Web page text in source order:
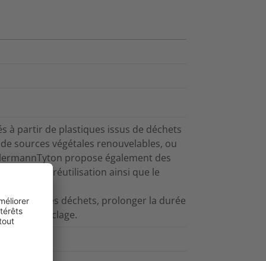
à partir de plastiques issus de déchets
sources végétales renouvelables, ou
propose également des
la réutilisation ainsi que le
réduire les déchets, prolonger la durée
leur recyclage.